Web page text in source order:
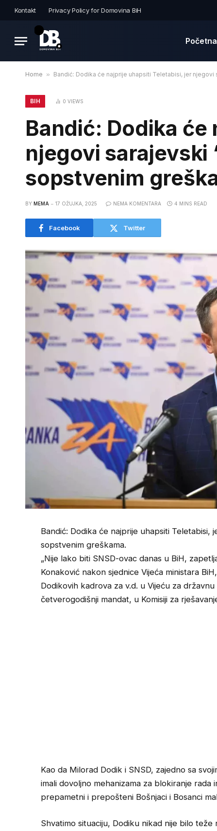
Kontakt Privacy Policy for Domovina BiH
Početna
Home » Bandić: Dodika će najprije uhapsiti Teletabisi, jer njegovi
BIH 0VIEWS
Bandić: Dodika
njegovi sarajevski
sopstvenim
BY MEMA 17 OŽUJKA, 2025 NEMA KOMENTARA 4 MINS READ
Facebook Twitter
Bandić: Dodika će najprije uhapsiti Teletabisi,
sopstvenim greškama.
„Nije lako biti SNSD-ovac danas u BiH,
Konaković nakon sjednice Vijeća ministara
Dodikovih kadrova za v.d. u Vijeću za
četverogodišnji mandat, u Komisiji za
Kao da Milorad Dodik i SNSD, zajedno sa
imali dovoljno mehanizama za blokiranje rada
prepametni i prepošteni Bošnjaci i Bosanci
Shvatimo situaciju, Dodiku nikad nije bilo